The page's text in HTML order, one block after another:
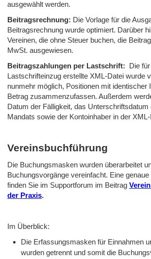
ausgewählt werden.
Beitragsrechnung: Die Vorlage für die
Beitragsrechnung wurde optimiert. Darüber
Vereinen, die ohne Steuer buchen, die
MwSt. ausgewiesen.
Beitragszahlungen per Lastschrift:
Die
Lastschrifteinzug erstellte XML-Datei wurde
nunmehr möglich, Positionen mit identischer
Betrag zusammenzufassen. Außerdem
Datum der Fälligkeit, das Unterschriftsdatum
Mandats sowie der Kontoinhaber in der
Vereinsbuchführung
Die Buchungsmasken wurden überarbeitet
Buchungsvorgänge vereinfacht. Eine
finden Sie im Supportforum im Beitrag
der Praxis.
Im Überblick:
Die Erfassungsmasken für Einnahmen
wurden getrennt und somit die